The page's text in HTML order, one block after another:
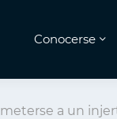
Conocerse
a un